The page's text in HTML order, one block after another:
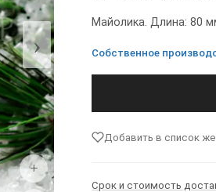
›
+
Майолика. Длина: 80
Собственное
Добавить в список
Срок и стоимость